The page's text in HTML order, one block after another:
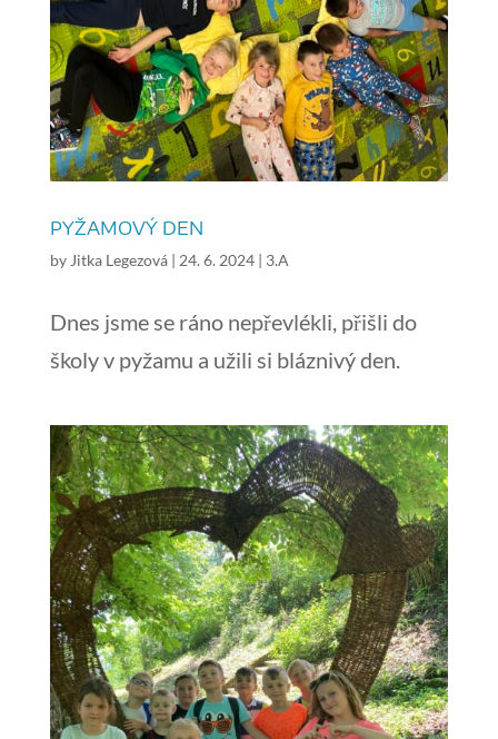
PYŽAMOVÝ DEN
by Jitka Legezová| 24. 6. 2024| 3.A
Dnes jsme se ráno nepřevlékli, přišli do
školy v pyžamu a užili si bláznivý den.